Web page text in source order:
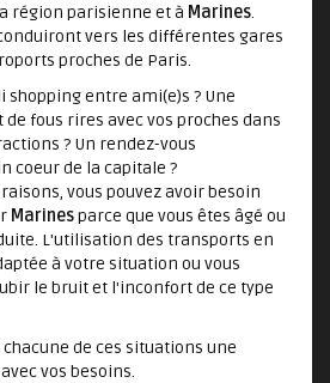
région parisienne et à Marines.
vers les différentes gares
proches de Paris.
shopping entre ami(e)s ? Une
fous rires avec vos proches dans
? Un rendez-vous
coeur de la capitale ?
vous pouvez avoir besoin
Marinesparce que vous êtes âgé ou
L'utilisation des transports en
à votre situation ou vous
le bruit et l'inconfort de ce type
de ces situations une
vos besoins.